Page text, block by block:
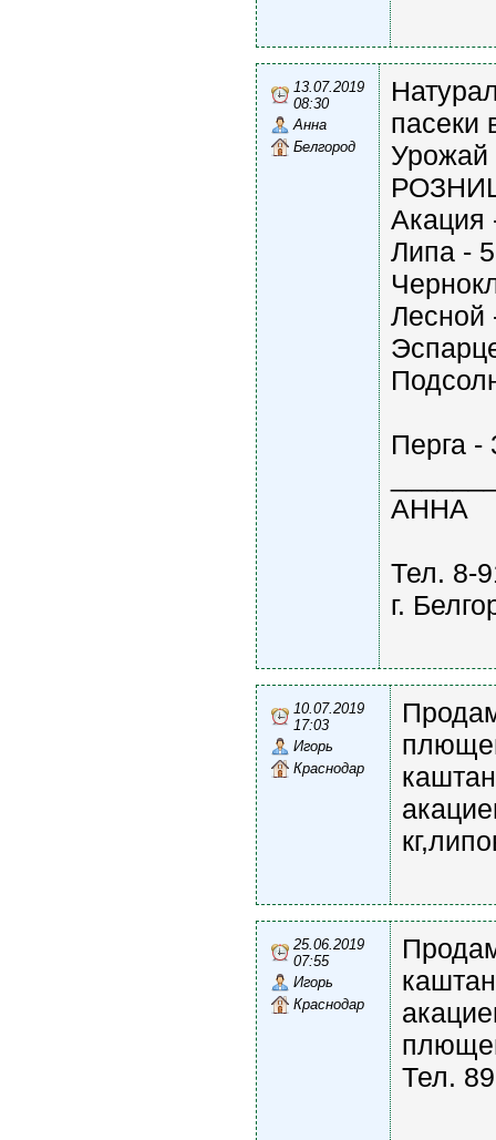
13.07.2019
08:30
Анна
Белгород
пасеки
Урожай
Акация
Липа -
Лесной
Перга -
АННА
Тел. 8-
г.
10.07.2019
17:03
Игорь
Краснодар
25.06.2019
07:55
Игорь
Краснодар
Тел.